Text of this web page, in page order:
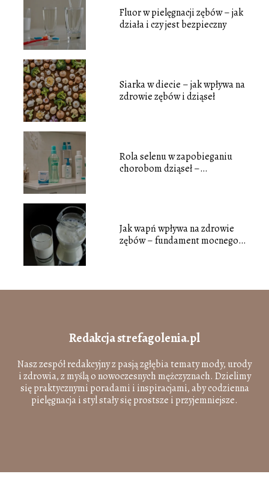
Fluor w pielęgnacji zębów – jak
działa i czy jest bezpieczny
Siarka w diecie – jak wpływa na
zdrowie zębów i dziąseł
Rola selenu w zapobieganiu
chorobom dziąseł –
Jak wapń wpływa na zdrowie
zębów – fundament mocnego
Redakcja strefagolenia.pl
Nasz zespół redakcyjny z pasją zgłębia tematy mody, urody
i zdrowia, z myślą o nowoczesnych mężczyznach. Dzielimy
się praktycznymi poradami i inspiracjami, aby codzienna
pielęgnacja i styl stały się prostsze i przyjemniejsze.